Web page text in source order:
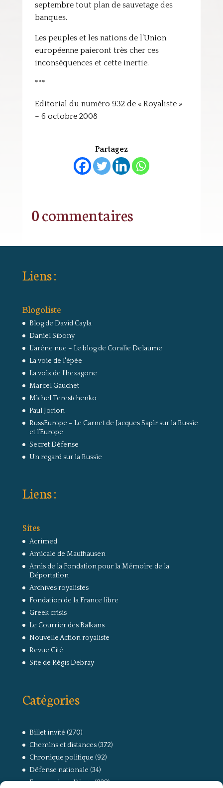
septembre tout plan de sauvetage des
banques.
Les peuples et les nations de l’Union
européenne paieront très cher ces
inconséquences et cette inertie.
***
Editorial du numéro 932 de « Royaliste »
– 6 octobre 2008
Partagez
0 commentaires
Liens :
Blogoliste
Blog de David Cayla
Daniel Sibony
L'arêne nue – Le blog de Coralie Delaume
La voie de l'épée
La voix de l'hexagone
Marcel Gauchet
Michel Terestchenko
Paul Jorion
RussEurope – Le Carnet de Jacques Sapir sur la Russie
et l’Europe
Secret Défense
Un regard sur la Russie
Liens :
Sites
Acrimed
Amicale de Mauthausen
Amis de la Fondation pour la Mémoire de la
Déportation
Archives royalistes
Fondation de la France libre
Greek crisis
Le Courrier des Balkans
Nouvelle Action royaliste
Revue Cité
Site de Régis Debray
Catégories
Billet invité (270)
Chemins et distances(372)
Chronique politique (92)
Défense nationale (34)
Economie politique(238)